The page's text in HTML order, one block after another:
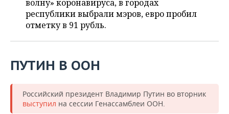
ONLINE-КОНФЕРЕНЦИИ
ХОККЕЙ
ВОЛЕЙБОЛ
КИБЕРСПОРТ
ФИГУРНОЕ КАТАНИЕ
ВЛАСТЬ
ИСТОРИЯ
КУЛЬТУРА
МЕДИЦИНА
СЮЖЕТЫ
СПРАВОЧНИК
СПИСОК ПЕРСОН
СПИСОК КОМПАНИЙ
ПОЛНАЯ ВЕРСИЯ
волну» коронавируса, в городах
республики выбрали мэров, евро пробил
отметку в 91 рубль.
ПУТИН В ООН
Российский президент Владимир Путин во вторник
выступил на сессии Генассамблеи ООН.